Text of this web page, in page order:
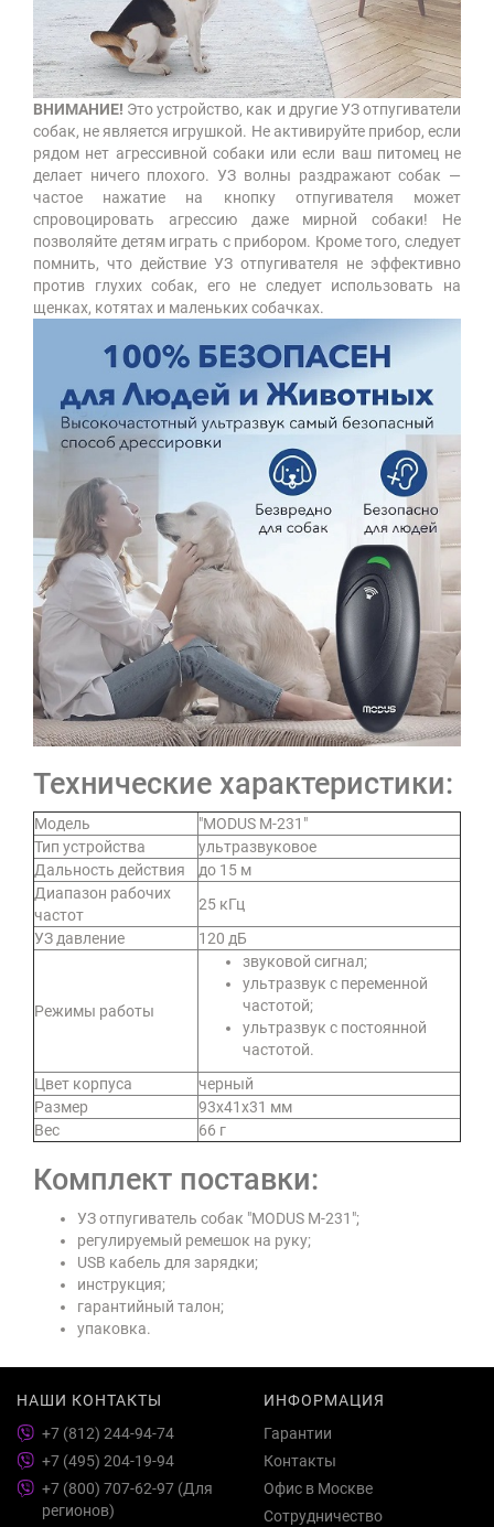
ВНИМАНИЕ! Это устройство, как и другие УЗ отпугиватели
собак, не является игрушкой. Не активируйте прибор, если
рядом нет агрессивной собаки или если ваш питомец не
делает ничего плохого. УЗ волны раздражают собак —
частое нажатие на кнопку отпугивателя может
спровоцировать агрессию даже мирной собаки! Не
позволяйте детям играть с прибором. Кроме того, следует
помнить, что действие УЗ отпугивателя не эффективно
против глухих собак, его не следует использовать на
щенках, котятах и маленьких собачках.
Технические характеристики:
Модель
"MODUS М-231"
Тип устройства
ультразвуковое
Дальность действия
до 15 м
Диапазон рабочих
частот
25 кГц
УЗ давление
120 дБ
Режимы работы
звуковой сигнал;
ультразвук с переменной
частотой;
ультразвук с постоянной
частотой.
Цвет корпуса
черный
Размер
93х41х31 мм
Вес
66 г
Комплект поставки:
УЗ отпугиватель собак "MODUS М-231";
регулируемый ремешок на руку;
USB кабель для зарядки;
инструкция;
гарантийный талон;
упаковка.
НАШИ КОНТАКТЫ
+7 (812) 244-94-74
+7 (495) 204-19-94
+7 (800) 707-62-97 (Для
регионов)
ИНФОРМАЦИЯ
Гарантии
Контакты
Офис в Москве
Сотрудничество